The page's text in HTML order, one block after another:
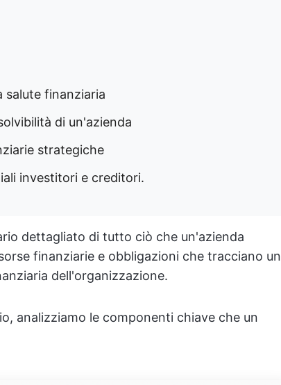
salute finanziaria
di un'azienda
strategiche
investitori e creditori.
dettagliato di tutto ciò che un'azienda
finanziarie e obbligazioni che tracciano un
dell'organizzazione.
analizziamo le componenti chiave che un